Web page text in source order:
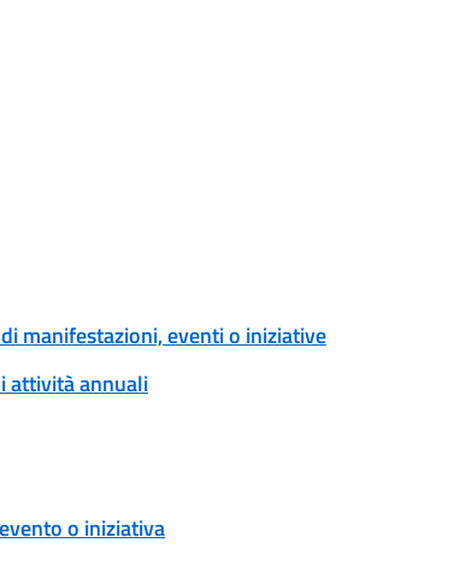
manifestazioni, eventi o iniziative
attività annuali
o iniziativa